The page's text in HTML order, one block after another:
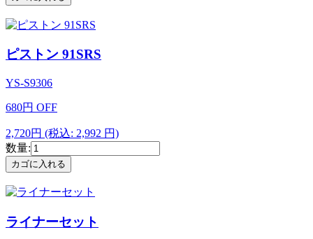
ピストン 91SRS
YS-S9306
680円 OFF
2,720円 (税込: 2,992 円)
数量:
ライナーセット